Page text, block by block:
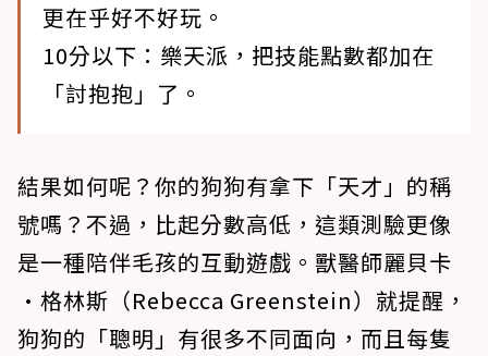
更在乎好不好玩。
10分以下：樂天派，把技能點數都加在
「討抱抱」了。
結果如何呢？你的狗狗有拿下「天才」的稱
號嗎？不過，比起分數高低，這類測驗更像
是一種陪伴毛孩的互動遊戲。獸醫師麗貝卡
·格林斯（Rebecca Greenstein）就提醒，
狗狗的「聰明」有很多不同面向，而且每隻